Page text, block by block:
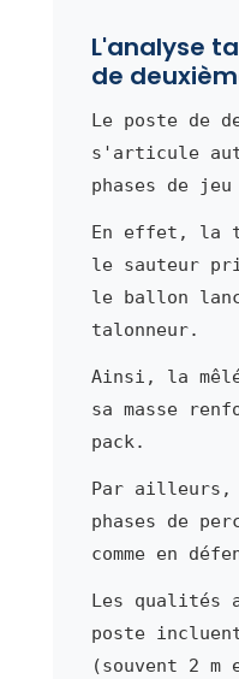
L'analyse
de
Le poste de
s'articule
phases de
En effet, la
le sauteur
le ballon
talonneur.
Ainsi, la
sa masse
pack.
Par ailleurs,
phases de
comme en
Les qualités
poste
(souvent 2